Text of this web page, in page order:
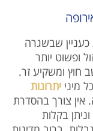
שבשגרה
ופשוט יותר
חוץ ומשקיע זר.
מיני יתרונות
אין צורך בהסדרת
בקלות